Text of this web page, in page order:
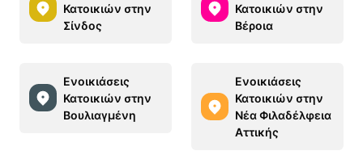
Κατοικιών στην
Σίνδος
Κατοικιών στην
Βέροια
Ενοικιάσεις
Κατοικιών στην
Βουλιαγμένη
Ενοικιάσεις
Κατοικιών στην
Νέα Φιλαδέλφεια
Αττικής